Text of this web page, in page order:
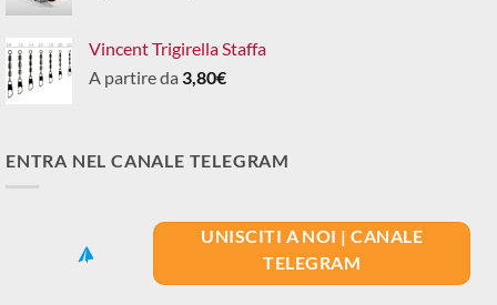
Vincent Trigirella Staffa
A partire da 3,80€
ENTRA NEL CANALE TELEGRAM
UNISCITI A NOI | CANALE
TELEGRAM